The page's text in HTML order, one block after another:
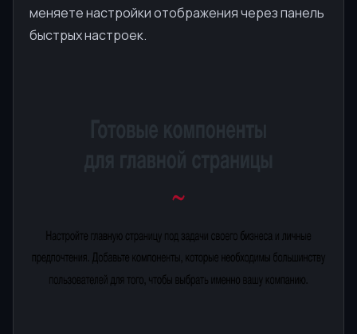
меняете настройки отображения через панель
быстрых настроек.